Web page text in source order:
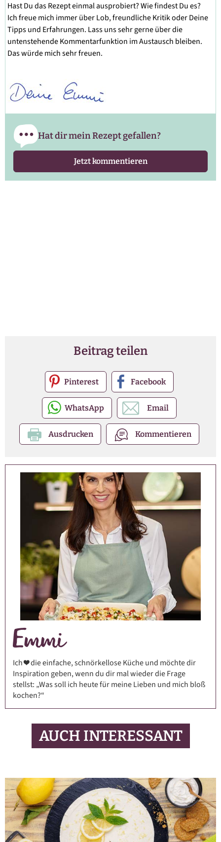
Hast Du das Rezept einmal ausprobiert? Wie findest Du es?
Ich freue mich immer über Lob, freundliche Kritik oder Deine
Tipps und Erfahrungen. Lass uns sehr gerne über die
untenstehende Kommentarfunktion im Austausch bleiben.
Das würde mich sehr freuen.
Hat dir mein Rezept gefallen?
Jetzt kommentieren
Beitrag teilen
Pinterest Facebook
WhatsApp Email
Ausdrucken Kommentieren
Ich ❤️ die einfache, schnörkellose Küche und möchte dir
Inspiration geben, wenn du dir mal wieder die Frage
stellst: „Was soll ich heute für meine Lieben und mich bloß
kochen?“
AUCH INTERESSANT